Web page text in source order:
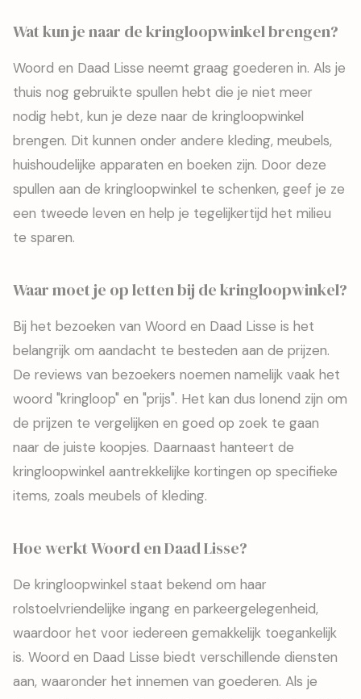
Wat kun je naar de kringloopwinkel brengen?
Woord en Daad Lisse neemt graag goederen in. Als je
thuis nog gebruikte spullen hebt die je niet meer
nodig hebt, kun je deze naar de kringloopwinkel
brengen. Dit kunnen onder andere kleding, meubels,
huishoudelijke apparaten en boeken zijn. Door deze
spullen aan de kringloopwinkel te schenken, geef je ze
een tweede leven en help je tegelijkertijd het milieu
te sparen.
Waar moet je op letten bij de kringloopwinkel?
Bij het bezoeken van Woord en Daad Lisse is het
belangrijk om aandacht te besteden aan de prijzen.
De reviews van bezoekers noemen namelijk vaak het
woord "kringloop" en "prijs". Het kan dus lonend zijn om
de prijzen te vergelijken en goed op zoek te gaan
naar de juiste koopjes. Daarnaast hanteert de
kringloopwinkel aantrekkelijke kortingen op specifieke
items, zoals meubels of kleding.
Hoe werkt Woord en Daad Lisse?
De kringloopwinkel staat bekend om haar
rolstoelvriendelijke ingang en parkeergelegenheid,
waardoor het voor iedereen gemakkelijk toegankelijk
is. Woord en Daad Lisse biedt verschillende diensten
aan, waaronder het innemen van goederen. Als je